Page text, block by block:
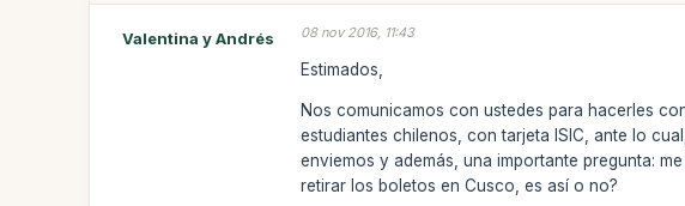
Valentina y Andrés 08 nov 2016, 11:43
Estimados,
Nos comunicamos con ustedes para hacerles
estudiantes chilenos, con tarjeta ISIC, ante lo
enviemos y además, una importante pregunta:
retirar los boletos en Cusco, es así o no?